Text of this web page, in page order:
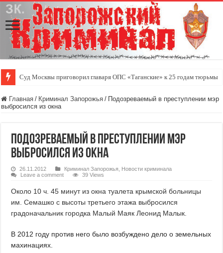
Суд Москвы приговорил главаря ОПС «Таганские» к 25 годам тюрьмы
Главная / Криминал Запорожья / Подозреваемый в преступлении мэр
выбросился из окна
Подозреваемый в преступлении мэр
выбросился из окна
26.11.2012 Криминал Запорожья
Новости криминала
Leave a comment
39 Views
Около 10 ч. 45 минут из окна туалета крымской больницы
им. Семашко с высоты третьего этажа выбросился
градоначальник городка Малый Маяк Леонид Малык.
В 2012 году против него было возбуждено дело о земельных
махинациях.